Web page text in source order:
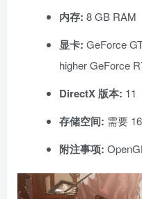
内存: 8 GB RAM
显卡: GeForce
higher GeForce
DirectX 版本: 11
存储空间: 需要
附注事项: